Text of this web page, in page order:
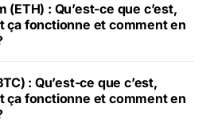
(ETH) : Qu’est-ce que c’est,
ça fonctionne et comment en
: Qu’est-ce que c’est,
ça fonctionne et comment en